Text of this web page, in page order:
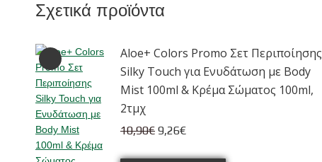
Σχετικά προϊόντα
Aloe+ Colors Promo Σετ Περιποίησης
Silky Touch για Ενυδάτωση με Body
Mist 100ml & Κρέμα Σώματος 100ml,
2τμχ
10,90€ Original
9,26€Η